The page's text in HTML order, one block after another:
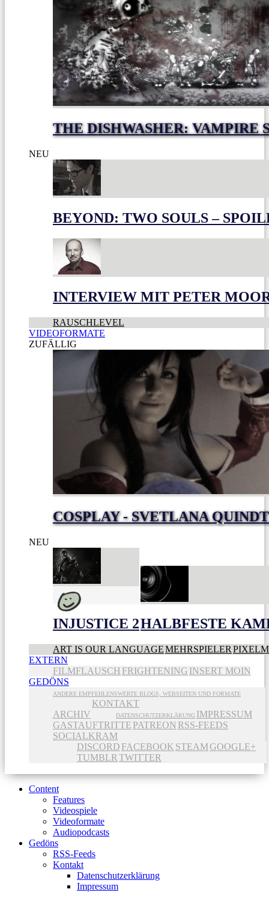
THE DISHWASHER: VAMPIRE
NEU
BEYOND: TWO SOULS –
INTERVIEW MIT PETER
RAUSCHLEVEL
VIDEOFORMATE
ZUFÄLLIG
COSPLAY - SVETLANA
NEU
INJUSTICE 2HALBFESTE
ART IS OUR LANGUAGEMEHRSPIELER
EXTERN
FILMFLAUSCH FRIGHTENING INSERT MOIN
GEDÖNS
ANDERE EMPFEHLENSWERTE BLOGS, WEBSEITEN UND FORMATE
ARCHIV
KONTAKT
DATENSCHUTZERKLÄRUNG IMPRESSUM
GASTAUFTRITTE PATREON RSS-FEEDS
SOCIALKRAM
DISCORD FACEBOOK STEAMGOOGLE+
TUMBLR TWITTER
Content
Features
Videospiele
Videoformate
Audiopodcasts
Gedöns
RSS-Feeds
Kontakt
Datenschutzerklärung
Impressum